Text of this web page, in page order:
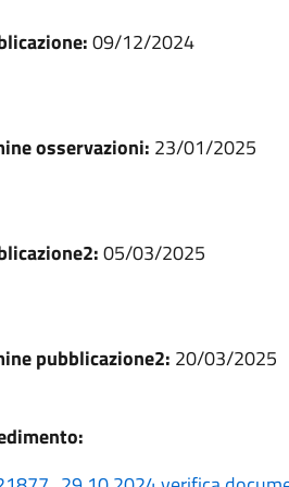
09/12/2024
osservazioni: 23/01/2025
05/03/2025
pubblicazione2: 20/03/2025